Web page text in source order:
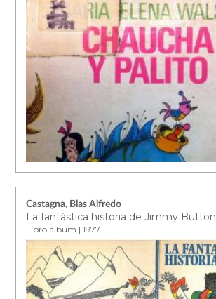
Castagna, Blas Alfredo
La fantástica historia de Jimmy Button
Libro álbum | 1977